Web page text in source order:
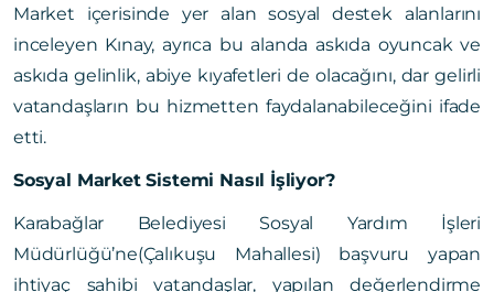
Market içerisinde yer alan sosyal destek alanlarını
inceleyen Kınay, ayrıca bu alanda askıda oyuncak ve
askıda gelinlik, abiye kıyafetleri de olacağını, dar gelirli
vatandaşların bu hizmetten faydalanabileceğini ifade
etti.
Sosyal Market Sistemi Nasıl İşliyor?
Karabağlar Belediyesi Sosyal Yardım İşleri
Müdürlüğü’ne(Çalıkuşu Mahallesi) başvuru yapan
ihtiyaç sahibi vatandaşlar, yapılan değerlendirme